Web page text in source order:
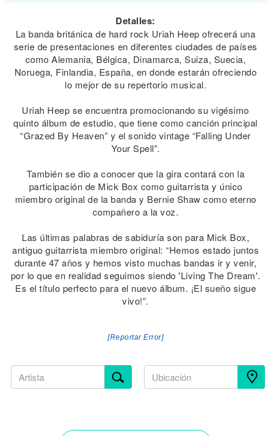
Detalles:
La banda británica de hard rock Uriah Heep ofrecerá una
serie de presentaciones en diferentes ciudades de países
como Alemania, Bélgica, Dinamarca, Suiza, Suecia,
Noruega, Finlandia, España, en donde estarán ofreciendo
lo mejor de su repertorio musical.
Uriah Heep se encuentra promocionando su vigésimo
quinto álbum de estudio, que tiene como canción principal
“Grazed By Heaven” y el sonido vintage “Falling Under
Your Spell”.
También se dio a conocer que la gira contará con la
participación de Mick Box como guitarrista y único
miembro original de la banda y Bernie Shaw como eterno
compañero a la voz.
Las últimas palabras de sabiduría son para Mick Box,
antiguo guitarrista miembro original: “Hemos estado juntos
durante 47 años y hemos visto muchas bandas ir y venir,
por lo que en realidad seguimos siendo 'Living The Dream'.
Es el título perfecto para el nuevo álbum. ¡El sueño sigue
vivo!”.
[Reportar Error]